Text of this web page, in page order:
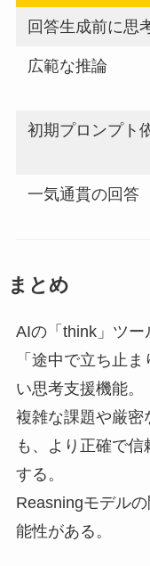
回答生成前に思
広範な推論
初期プロンプト
一気通貫の回答
まとめ
AIの「think」ツー
「途中で立ち止
い思考支援機能。
複雑な課題や厳密
も、より正確で
する。
Reasningモデル
能性がある。